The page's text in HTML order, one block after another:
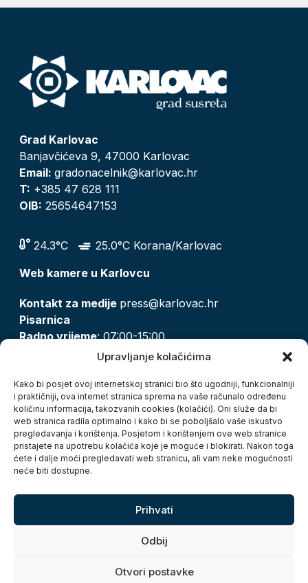
Upravljanje kolačićima
Kako bi posjet ovoj internetskoj stranici bio što ugodniji, funkcionalniji
i praktičniji, ova internet stranica sprema na vaše računalo određenu
količinu informacija, takozvanih cookies (kolačići). Oni služe da bi
web stranica radila optimalno i kako bi se poboljšalo vaše iskustvo
pregledavanja i korištenja. Posjetom i korištenjem ove web stranice
pristajete na upotrebu kolačića koje je moguće i blokirati. Nakon toga
ćete i dalje moći pregledavati web stranicu, ali vam neke mogućnosti
neće biti dostupne.
Prihvati
Odbij
Otvori postavke
Grad Karlovac
Banjavčićeva 9, 47000 Karlovac
Email: gradonacelnik@karlovac.hr
T: +385 47 628 111
OIB: 25654647153
24.3°C
25.0°C Korana/Karlovac
Web kamere u Karlovcu
Kontakt za medije press@karlovac.hr
Pisarnica
Radno vrijeme: 07:00-15:00
pisarnica@karlovac.hr
Zaštita osobnih podataka
Pristup informacijama
Kolačići
Izjava o pristupačnosti
Turistička zajednica grada Karlovca